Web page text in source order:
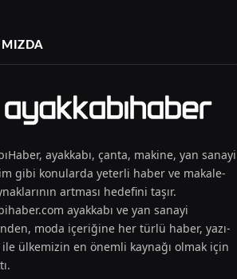
ayakkabı, çanta, makine, yan sanayi
gibi konularda yeterli haber ve makale-
artması hedefini taşır.
ayakkabı ve yan sanayi
moda içeriğine her türlü haber, yazı-
ile ülkemizin en önemli kaynağı olmak için